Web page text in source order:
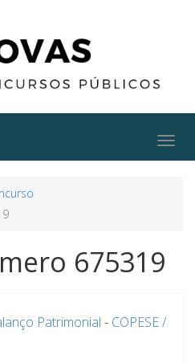
675319
Patrimonial - COPESE /